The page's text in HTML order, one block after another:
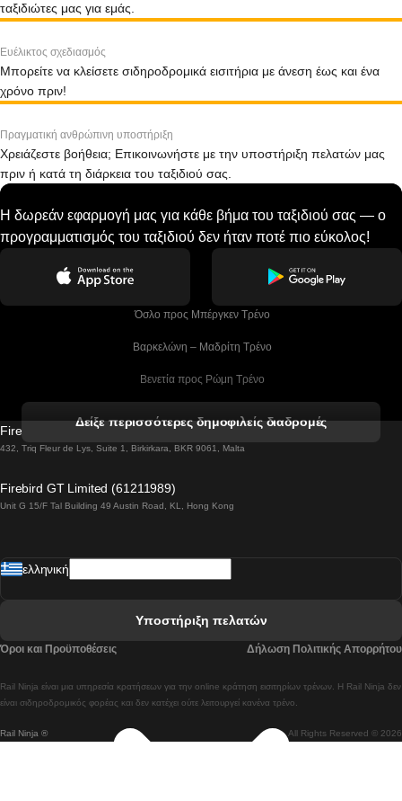
ταξιδιώτες μας για εμάς.
Ευέλικτος σχεδιασμός
Μπορείτε να κλείσετε σιδηροδρομικά εισιτήρια με άνεση έως και ένα
χρόνο πριν!
Πραγματική ανθρώπινη υποστήριξη
Χρειάζεστε βοήθεια; Επικοινωνήστε με την υποστήριξη πελατών μας
πριν ή κατά τη διάρκεια του ταξιδιού σας.
Η δωρεάν εφαρμογή μας για κάθε βήμα του ταξιδιού σας — ο
προγραμματισμός του ταξιδιού δεν ήταν ποτέ πιο εύκολος!
Όσλο προς Μπέργκεν Tρένο
Βαρκελώνη – Μαδρίτη Tρένο
Βενετία προς Ρώμη Τρένο
Βιέννη προς Σάλτσμπουργκ Τρένα
Βουδαπέστη προς Πράγα Tρένο
Λισαβόνα προς Λάγος Tρένο
Λισαβόνα προς Μαδρίτη Τρένα
Δείξε περισσότερες δημοφιλείς διαδρομές
Firebird GT Limited (OC 1451)
432, Triq Fleur de Lys, Suite 1, Birkirkara, BKR 9061, Malta
Firebird GT Limited (61211989)
Unit G 15/F Tal Building 49 Austin Road, KL, Hong Kong
Rail Ninja ® All Rights Reserved © 2026
Rail Ninja είναι μια υπηρεσία κρατήσεων για την online κράτηση εισιτηρίων τρένων. Η Rail Ninja δεν
είναι σιδηροδρομικός φορέας και δεν κατέχει ούτε λειτουργεί κανένα τρένο.
ελληνική
Υποστήριξη πελατών
Όροι και Προϋποθέσεις Δήλωση Πολιτικής Απορρήτου